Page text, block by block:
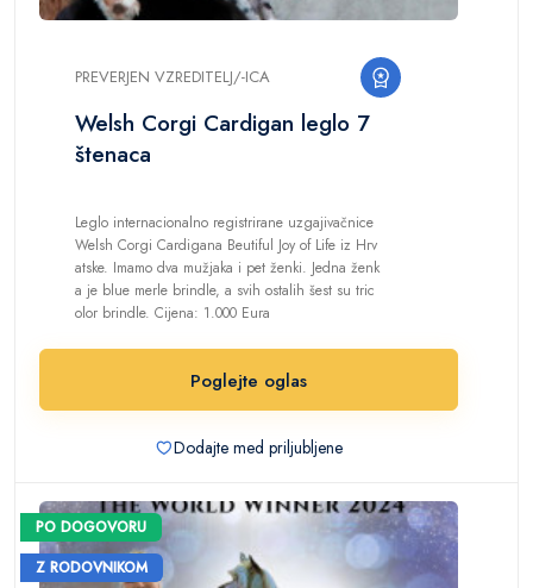
PREVERJEN VZREDITELJ/-ICA
Welsh Corgi Cardigan leglo 7
štenaca
Leglo internacionalno registrirane uzgajivačnice
Welsh Corgi Cardigana Beutiful Joy of Life iz Hrv
atske. Imamo dva mužjaka i pet ženki. Jedna ženk
a je blue merle brindle, a svih ostalih šest su tric
olor brindle. Cijena: 1.000 Eura
Poglejte oglas
Dodajte med priljubljene
PO DOGOVORU
Z RODOVNIKOM